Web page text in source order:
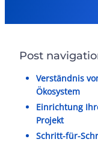
Post
Verständnis
Ökosystem
Einrichtung
Projekt
Schritt-für-